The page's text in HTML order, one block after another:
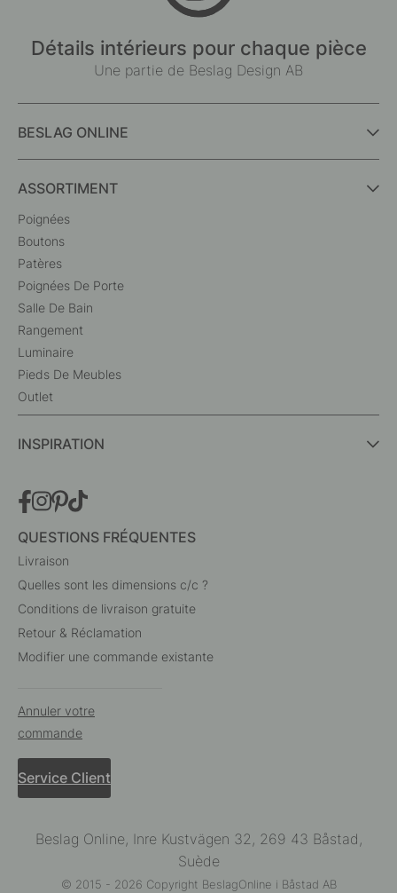
Détails intérieurs pour chaque pièce
Une partie de Beslag Design AB
BESLAG ONLINE
ASSORTIMENT
Poignées
Boutons
Patères
Poignées De Porte
Salle De Bain
Rangement
Luminaire
Pieds De Meubles
Outlet
INSPIRATION
QUESTIONS FRÉQUENTES
Livraison
Quelles sont les dimensions c/c ?
Conditions de livraison gratuite
Retour & Réclamation
Modifier une commande existante
Annuler votre
commande
Service Client
Beslag Online, Inre Kustvägen 32, 269 43 Båstad,
Suède
© 2015 - 2026 Copyright BeslagOnline i Båstad AB